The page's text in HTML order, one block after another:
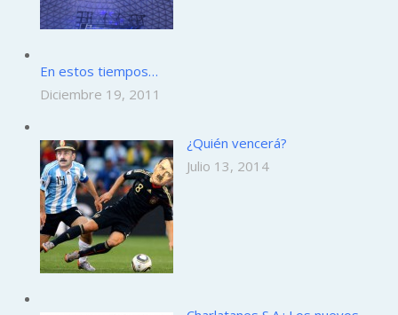
En estos tiempos…
Diciembre 19, 2011
¿Quién vencerá?
Julio 13, 2014